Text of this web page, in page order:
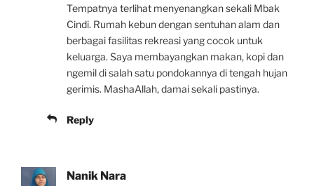
Tempatnya terlihat menyenangkan sekali Mbak
Cindi. Rumah kebun dengan sentuhan alam dan
berbagai fasilitas rekreasi yang cocok untuk
keluarga. Saya membayangkan makan, kopi dan
ngemil di salah satu pondokannya di tengah hujan
gerimis. MashaAllah, damai sekali pastinya.
Reply
Nanik Nara